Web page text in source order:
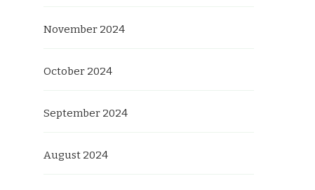
November 2024
October 2024
September 2024
August 2024